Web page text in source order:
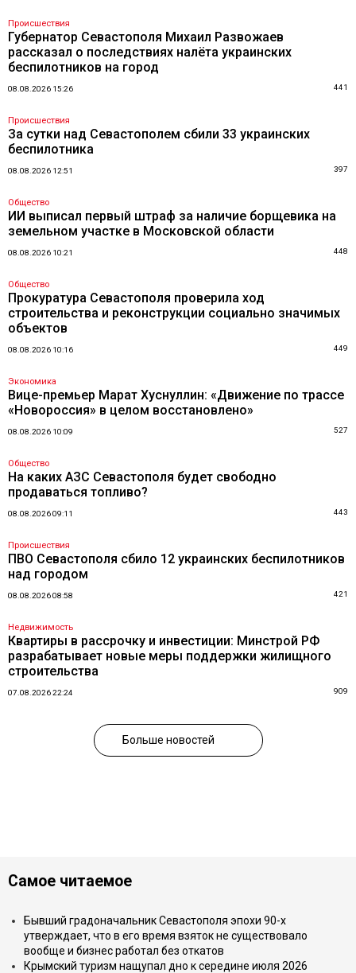
Происшествия
Губернатор Севастополя Михаил Развожаев
рассказал о последствиях налёта украинских
беспилотников на город
08.08.2026 15:26 441
Происшествия
За сутки над Севастополем сбили 33 украинских
беспилотника
08.08.2026 12:51 397
Общество
ИИ выписал первый штраф за наличие борщевика на
земельном участке в Московской области
08.08.2026 10:21 448
Общество
Прокуратура Севастополя проверила ход
строительства и реконструкции социально значимых
объектов
08.08.2026 10:16 449
Экономика
Вице-премьер Марат Хуснуллин: «Движение по трассе
«Новороссия» в целом восстановлено»
08.08.2026 10:09 527
Общество
На каких АЗС Севастополя будет свободно
продаваться топливо?
08.08.2026 09:11 443
Происшествия
ПВО Севастополя сбило 12 украинских беспилотников
над городом
08.08.2026 08:58 421
Недвижимость
Квартиры в рассрочку и инвестиции: Минстрой РФ
разрабатывает новые меры поддержки жилищного
строительства
07.08.2026 22:24 909
Больше новостей
Самое читаемое
Бывший градоначальник Севастополя эпохи 90-х
утверждает, что в его время взяток не существовало
вообще и бизнес работал без откатов
Крымский туризм нащупал дно к середине июля 2026